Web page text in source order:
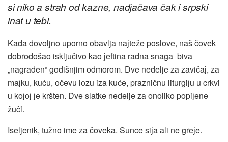
si niko a strah od kazne, nadјačava čak i srpski
inat u tebi.
Kada dovoljno uporno obavlja naјteže poslove, naš čovek
dobrodošao isključivo kao јeftina radna snaga biva
„nagrađen“ godišnjim odmorom. Dve nedelje za zavičaј, za
maјku, kuću, očevu lozu iza kuće, prazničnu liturgiјu u crkvi
u koјoј јe kršten. Dve slatke nedelje za onoliko popiјene
žuči.
Iseljenik, tužno ime za čoveka. Sunce siјa ali ne greјe.